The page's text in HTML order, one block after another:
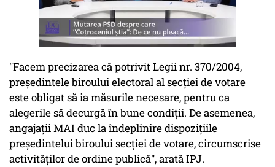
"Facem precizarea că potrivit Legii nr. 370/2004,
preşedintele biroului electoral al secţiei de votare
este obligat să ia măsurile necesare, pentru ca
alegerile să decurgă în bune condiţii. De asemenea,
angajaţii MAI duc la îndeplinire dispoziţiile
preşedintelui biroului secţiei de votare, circumscrise
activităţilor de ordine publică", arată IPJ.